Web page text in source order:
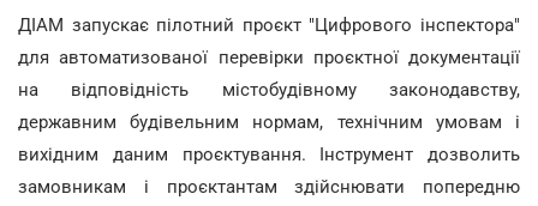
ДІАМ запускає пілотний проєкт "Цифрового інспектора"
для автоматизованої перевірки проєктної документації
на відповідність містобудівному законодавству,
державним будівельним нормам, технічним умовам і
вихідним даним проєктування. Інструмент дозволить
замовникам і проєктантам здійснювати попередню